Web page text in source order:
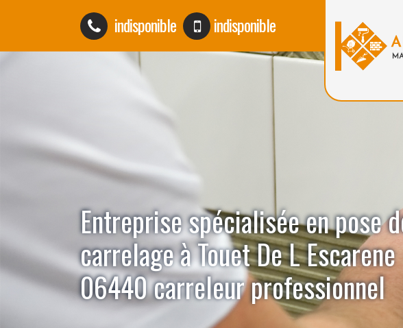
indisponible indisponible
Entreprise spécialisée en pose
carrelage à Touet De L Escarene
06440 carreleur professionnel